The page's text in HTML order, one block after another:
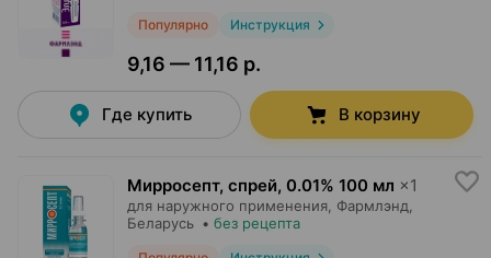
Популярно Инструкция
9,16 — 11,16 р.
Где купить В корзину
Мирросепт, спрей, 0.01% 100 мл ×1
для наружного применения, Фармлэнд
Беларусь • без рецепта